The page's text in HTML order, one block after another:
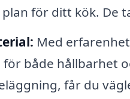
för ditt kök. De
Med
både hållbarhet
får du